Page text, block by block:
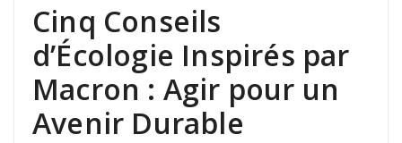
Cinq Conseils
d’Écologie Inspirés par
Macron : Agir pour un
Avenir Durable